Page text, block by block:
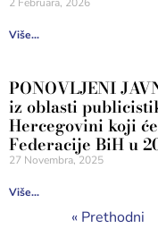
Više...
PONOVLJENI
iz oblasti
Hercegovini koji
Federacije BiH u
27 Novembra, 2025
Više...
« Prethodni